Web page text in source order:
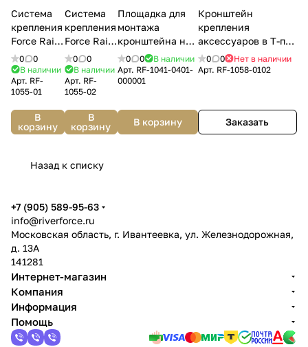
Система
крепления
Force Rail
343
Riverforce
0
0
В наличии
Арт. RF-
1055-01
В
корзину
Система
крепления
Force Rail
214
Riverforce
0
0
В наличии
Арт. RF-
1055-02
В
корзину
Площадка для
монтажа
кронштейна на
палубу UniGrip
Deck Mount
0 0
В наличии
Арт. RF-1041-0401-
000001
В корзину
Кронштейн
крепления
аксессуаров в Т-паз
T-Mount
универсальный 129
0 0
Нет в наличии
Арт. RF-1058-0102
Заказать
Назад к списку
+7 (905) 589-95-63
info@riverforce.ru
Московская область, г. Ивантеевка, ул. Железнодорожная,
д. 13А
141281
Интернет-магазин
Компания
Информация
Помощь